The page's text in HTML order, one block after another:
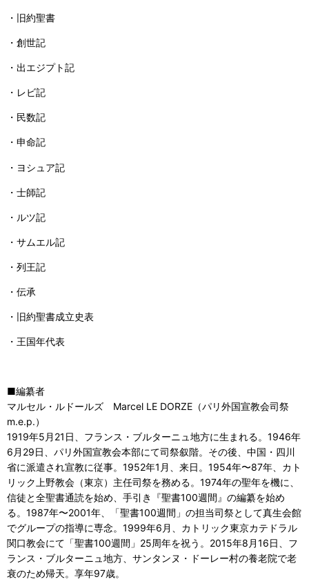
・旧約聖書
・創世記
・出エジプト記
・レビ記
・民数記
・申命記
・ヨシュア記
・士師記
・ルツ記
・サムエル記
・列王記
・伝承
・旧約聖書成立史表
・王国年代表
■編纂者
マルセル・ルドールズ Marcel LE DORZE（パリ外国宣教会司祭
m.e.p.）
1919年5月21日、フランス・ブルターニュ地方に生まれる。1946年
6月29日、パリ外国宣教会本部にて司祭叙階。その後、中国・四川
省に派遣され宣教に従事。1952年1月、来日。1954年〜87年、カト
リック上野教会（東京）主任司祭を務める。1974年の聖年を機に、
信徒と全聖書通読を始め、手引き『聖書100週間』の編纂を始め
る。1987年〜2001年、「聖書100週間」の担当司祭として真生会館
でグループの指導に専念。1999年6月、カトリック東京カテドラル
関口教会にて「聖書100週間」25周年を祝う。2015年8月16日、フ
ランス・ブルターニュ地方、サンタンヌ・ドーレー村の養老院で老
衰のため帰天。享年97歳。